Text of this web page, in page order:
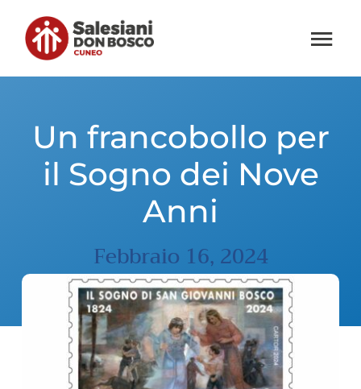
contenuto
Chi Siamo
Attività
Media
Contatti
Un francobollo per
il Sogno dei Nove
Anni
Febbraio 16, 2024